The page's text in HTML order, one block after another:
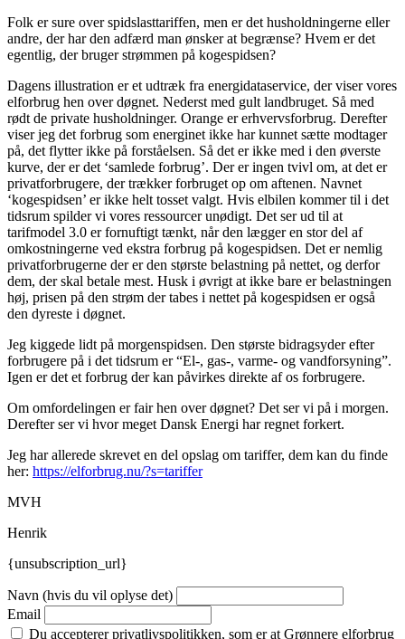
Folk er sure over spidslasttariffen, men er det husholdningerne eller
andre, der har den adfærd man ønsker at begrænse? Hvem er det
egentlig, der bruger strømmen på kogespidsen?
Dagens illustration er et udtræk fra energidataservice, der viser vores
elforbrug hen over døgnet. Nederst med gult landbruget. Så med
rødt de private husholdninger. Orange er erhvervsforbrug. Derefter
viser jeg det forbrug som energinet ikke har kunnet sætte modtager
på, det flytter ikke på forståelsen. Så det er ikke med i den øverste
kurve, der er det ‘samlede forbrug’. Der er ingen tvivl om, at det er
privatforbrugere, der trækker forbruget op om aftenen. Navnet
‘kogespidsen’ er ikke helt tosset valgt. Hvis elbilen kommer til i det
tidsrum spilder vi vores ressourcer unødigt. Det ser ud til at
tarifmodel 3.0 er fornuftigt tænkt, når den lægger en stor del af
omkostningerne ved ekstra forbrug på kogespidsen. Det er nemlig
privatforbrugerne der er den største belastning på nettet, og derfor
dem, der skal betale mest. Husk i øvrigt at ikke bare er belastningen
høj, prisen på den strøm der tabes i nettet på kogespidsen er også
den dyreste i døgnet.
Jeg kiggede lidt på morgenspidsen. Den største bidragsyder efter
forbrugere på i det tidsrum er “El-, gas-, varme- og vandforsyning”.
Igen er det et forbrug der kan påvirkes direkte af os forbrugere.
Om omfordelingen er fair hen over døgnet? Det ser vi på i morgen.
Derefter ser vi hvor meget Dansk Energi har regnet forkert.
Jeg har allerede skrevet en del opslag om tariffer, dem kan du finde
her: https://elforbrug.nu/?s=tariffer
MVH
Henrik
{unsubscription_url}
Navn (hvis du vil oplyse det)
Email
Du accepterer privatlivspolitikken, som er at Grønnere elforbrug